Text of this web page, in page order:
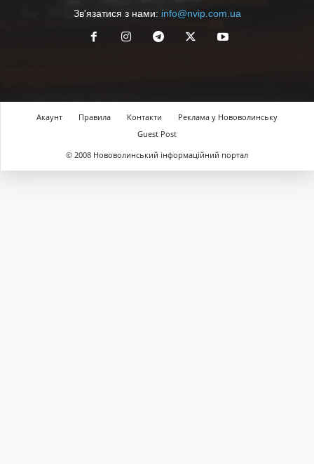
Зв'язатися з нами: info@nvip.com.ua
Акаунт Правила Контакти
Реклама у Нововолинську
Guest Post
© 2008 Нововолинський інформаційний портал